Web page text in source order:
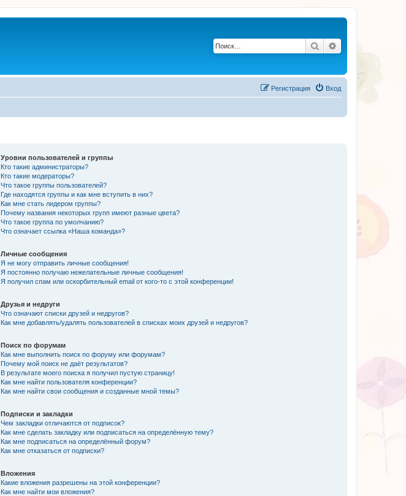
Поиск
Вход
Регистрация
Уровни пользователей и группы
Кто такие администраторы?
Кто такие модераторы?
Что такое группы пользователей?
Где находятся группы и как мне вступить в них?
Как мне стать лидером группы?
Почему названия некоторых групп имеют разные цвета?
Что такое группа по умолчанию?
Что означает ссылка «Наша команда»?
Личные сообщения
Я не могу отправить личные сообщения!
Я постоянно получаю нежелательные личные сообщения!
Я получил спам или оскорбительный email от кого-то с этой конференции!
Друзья и недруги
Что означают списки друзей и недругов?
Как мне добавлять/удалять пользователей в списках моих друзей и недругов?
Поиск по форумам
Как мне выполнить поиск по форуму или форумам?
Почему мой поиск не даёт результатов?
В результате моего поиска я получил пустую страницу!
Как мне найти пользователя конференции?
Как мне найти свои сообщения и созданные мной темы?
Подписки и закладки
Чем закладки отличаются от подписок?
Как мне сделать закладку или подписаться на определённую тему?
Как мне подписаться на определённый форум?
Как мне отказаться от подписки?
Вложения
Какие вложения разрешены на этой конференции?
Как мне найти мои вложения?